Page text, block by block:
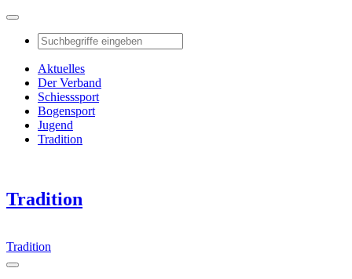
Aktuelles
Der Verband
Schiesssport
Bogensport
Jugend
Tradition
Tradition
Tradition